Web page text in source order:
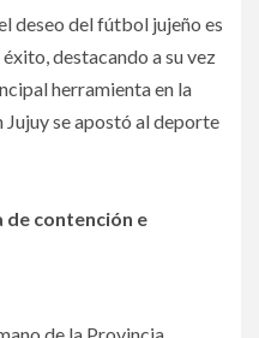
deseo del fútbol jujeño es
destacando a su vez
herramienta en la
Jujuy se apostó al deporte
contención e